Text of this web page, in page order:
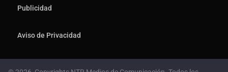
Publicidad
Aviso de Privacidad